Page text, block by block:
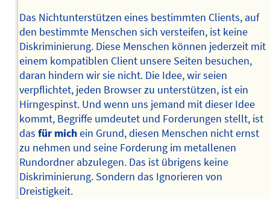
Das Nichtunterstützen eines bestimmten Clients, auf
den bestimmte Menschen sich versteifen, ist keine
Diskriminierung. Diese Menschen können jederzeit mit
einem kompatiblen Client unsere Seiten besuchen,
daran hindern wir sie nicht. Die Idee, wir seien
verpflichtet, jeden Browser zu unterstützen, ist ein
Hirngespinst. Und wenn uns jemand mit dieser Idee
kommt, Begriffe umdeutet und Forderungen stellt, ist
das für michein Grund, diesen Menschen nicht ernst
zu nehmen und seine Forderung im metallenen
Rundordner abzulegen. Das ist übrigens keine
Diskriminierung. Sondern das Ignorieren von
Dreistigkeit.